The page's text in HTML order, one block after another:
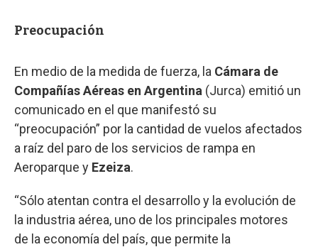
Preocupación
En medio de la medida de fuerza, la Cámara de
Compañías Aéreas en Argentina (Jurca) emitió un
comunicado en el que manifestó su
“preocupación” por la cantidad de vuelos afectados
a raíz del paro de los servicios de rampa en
Aeroparque y Ezeiza.
“Sólo atentan contra el desarrollo y la evolución de
la industria aérea, uno de los principales motores
de la economía del país, que permite la